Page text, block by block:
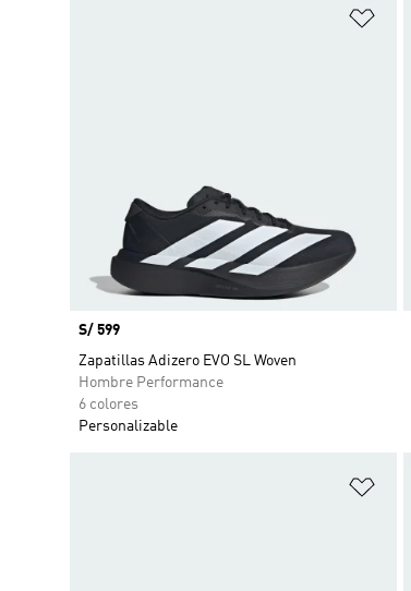
Precio
S/ 599
Zapatillas Adizero EVO SL Woven
Hombre Performance
6 colores
Personalizable